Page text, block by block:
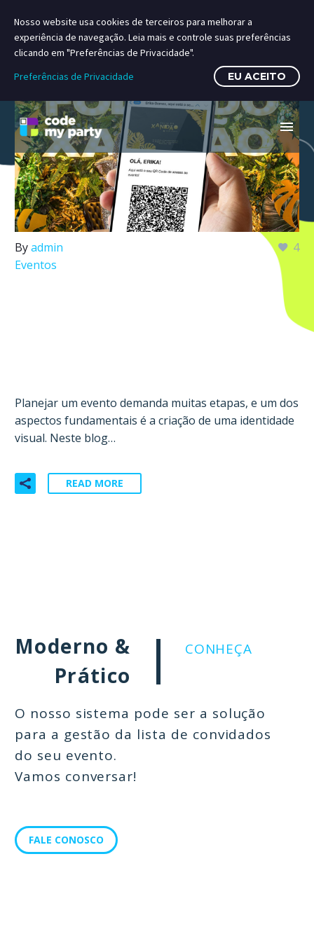
4
Byadmin
Eventos
Planejar um evento demanda muitas etapas, e um dos
aspectos fundamentais é a criação de uma identidade
visual. Neste blog…
READ MORE
Moderno &
Prático
CONHEÇA
O nosso sistema pode ser a solução
para a gestão da lista de convidados
do seu evento.
Vamos conversar!
FALE CONOSCO
Nosso website usa cookies de terceiros para melhorar a
experiência de navegação. Leia mais e controle suas preferências
clicando em "Preferências de Privacidade".
Preferências de Privacidade
EU ACEITO